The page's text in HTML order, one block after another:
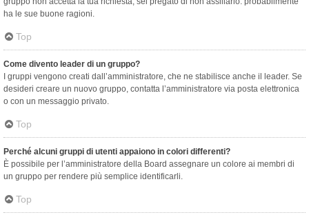
ha le sue buone ragioni.
Top
Come divento leader di un gruppo?
I gruppi vengono creati dall’amministratore, che ne stabilisce anche il leader. Se
desideri creare un nuovo gruppo, contatta l’amministratore via posta elettronica
o con un messaggio privato.
Top
Perché alcuni gruppi di utenti appaiono in colori differenti?
È possibile per l’amministratore della Board assegnare un colore ai membri di
un gruppo per rendere più semplice identificarli.
Top